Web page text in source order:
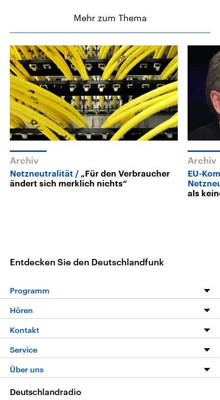
Mehr zum Thema
Archiv
Netzneutralität
„Für den Verbraucher
ändert sich merklich nichts“
Archiv
EU-
als
Entdecken Sie den Deutschlandfunk
Programm
Programm
Die Nachrichten
Nachrichtenleicht
Neue Beiträge auf dlf.de
Hören
Livestream
Podcasts
Deutschlandfunk App
Nachrichten App
Kontakt
Hörerservice
Service
FAQ
Veranstaltungen
Über uns
Deutschlandradio